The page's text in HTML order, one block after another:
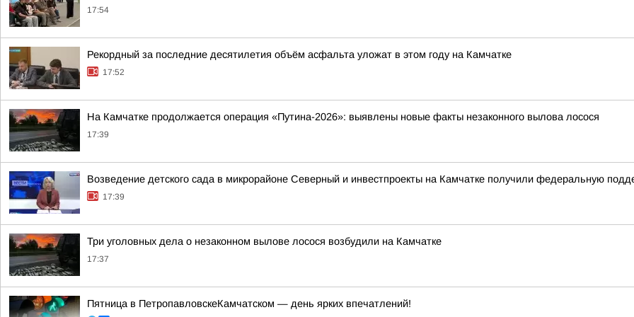
17:54
Рекордный за последние десятилетия объём асфальта уложат в этом году на Камчатке
17:52
На Камчатке продолжается операция «Путина-2026»: выявлены новые факты незаконного вылова лосося
17:39
Возведение детского сада в микрорайоне Северный и инвестпроекты на Камчатке получили федеральную
17:39
Три уголовных дела о незаконном вылове лосося возбудили на Камчатке
17:37
Пятница в ПетропавловскеКамчатском — день ярких впечатлений!